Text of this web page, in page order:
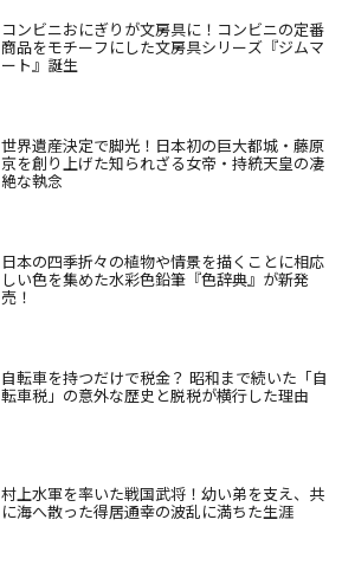
コンビニおにぎりが文房具に！コンビニの定番
商品をモチーフにした文房具シリーズ『ジムマ
ート』誕生
世界遺産決定で脚光！日本初の巨大都城・藤原
京を創り上げた知られざる女帝・持統天皇の凄
絶な執念
日本の四季折々の植物や情景を描くことに相応
しい色を集めた水彩色鉛筆『色辞典』が新発
売！
自転車を持つだけで税金？ 昭和まで続いた「自
転車税」の意外な歴史と脱税が横行した理由
村上水軍を率いた戦国武将！幼い弟を支え、共
に海へ散った得居通幸の波乱に満ちた生涯